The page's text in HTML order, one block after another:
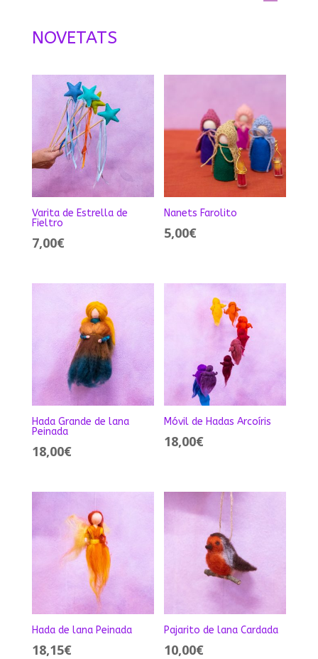
NOVETATS
Varita de Estrella de
Fieltro
7,00€
Nanets Farolito
5,00€
Hada Grande de lana
Peinada
18,00€
Móvil de Hadas Arcoíris
18,00€
Hada de lana Peinada
18,15€
Pajarito de lana Cardada
10,00€